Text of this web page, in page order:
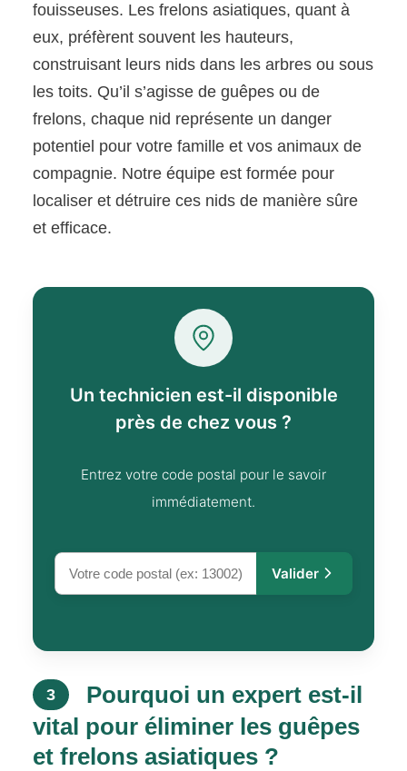
fouisseuses. Les frelons asiatiques, quant à
eux, préfèrent souvent les hauteurs,
construisant leurs nids dans les arbres ou sous
les toits. Qu’il s’agisse de guêpes ou de
frelons, chaque nid représente un danger
potentiel pour votre famille et vos animaux de
compagnie. Notre équipe est formée pour
localiser et détruire ces nids de manière sûre
et efficace.
Un technicien est-il disponible
près de chez vous ?
Entrez votre code postal pour le savoir
immédiatement.
Valider
3
Pourquoi un expert est-il
vital pour éliminer les guêpes
et frelons asiatiques ?